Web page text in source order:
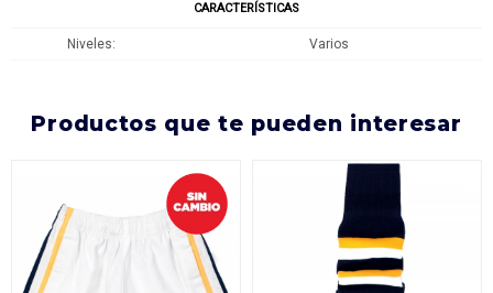
CARACTERÍSTICAS
Niveles Varios
productos que te pueden interesar